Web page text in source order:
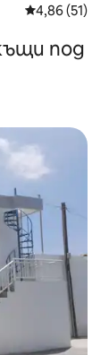
Средна
4,86 (51)
под